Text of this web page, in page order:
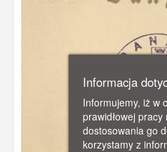
Informacja
Informujemy, iż w
prawidłowej
dostosowania go
korzystamy z